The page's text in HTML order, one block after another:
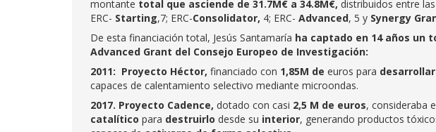
montante total que asciende de 31.7M€ a 34.8M€, distribuidos entre
ERC- Starting,7; ERC-Consolidator, 4; ERC- Advanced, 5 y Synergy
De esta financiación total, Jesús Santamaría ha captado en 14 años un
Advanced Grant del Consejo Europeo de Investigación:
2011: Proyecto Héctor, financiado con 1,85M de euros para
capaces de calentamiento selectivo mediante microondas.
2017. Proyecto Cadence, dotado con casi 2,5 M de euros, consideraba
catalítico para destruirlo desde su interior, generando productos